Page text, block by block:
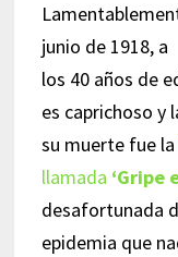
junio de 1918, a
los 40 años de
es caprichoso y
su muerte fue la
llamada ‘Gripe
desafortunada
epidemia que